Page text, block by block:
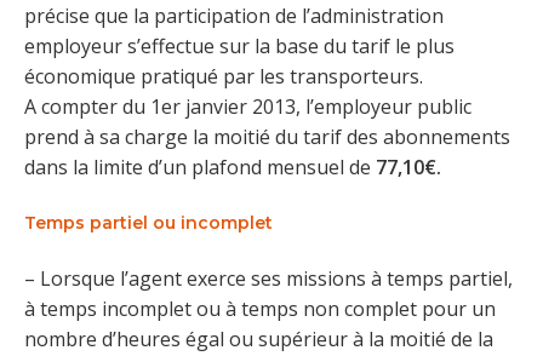
précise que la participation de l’administration
employeur s’effectue sur la base du tarif le plus
économique pratiqué par les transporteurs.
A compter du 1er janvier 2013, l’employeur public
prend à sa charge la moitié du tarif des abonnements
dans la limite d’un plafond mensuel de 77,10€.
Temps partiel ou incomplet
– Lorsque l’agent exerce ses missions à temps partiel,
à temps incomplet ou à temps non complet pour un
nombre d’heures égal ou supérieur à la moitié de la